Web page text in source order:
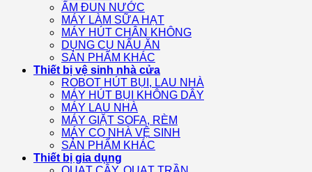
ẤM ĐUN NƯỚC
MÁY LÀM SỮA HẠT
MÁY HÚT CHÂN KHÔNG
DỤNG CỤ NẤU ĂN
SẢN PHẨM KHÁC
Thiết bị vệ sinh nhà cửa
ROBOT HÚT BỤI, LAU NHÀ
MÁY HÚT BỤI KHÔNG DÂY
MÁY LAU NHÀ
MÁY GIẶT SOFA, RÈM
MÁY CỌ NHÀ VỆ SINH
SẢN PHẨM KHÁC
Thiết bị gia dụng